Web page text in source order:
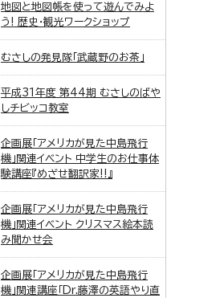
地図と地図帳を使って遊んでみよ
う! 歴史・観光ワークショップ
むさしの発見隊「武蔵野のお茶」
平成31年度 第44期 むさしのばや
しチビッコ教室
企画展「アメリカが見た中島飛行
機」関連イベント 中学生のお仕事体
験講座『めざせ翻訳家!!』
企画展「アメリカが見た中島飛行
機」関連イベント クリスマス絵本読
み聞かせ会
企画展「アメリカが見た中島飛行
機」関連講座「Dr.藤澤の英語やり直